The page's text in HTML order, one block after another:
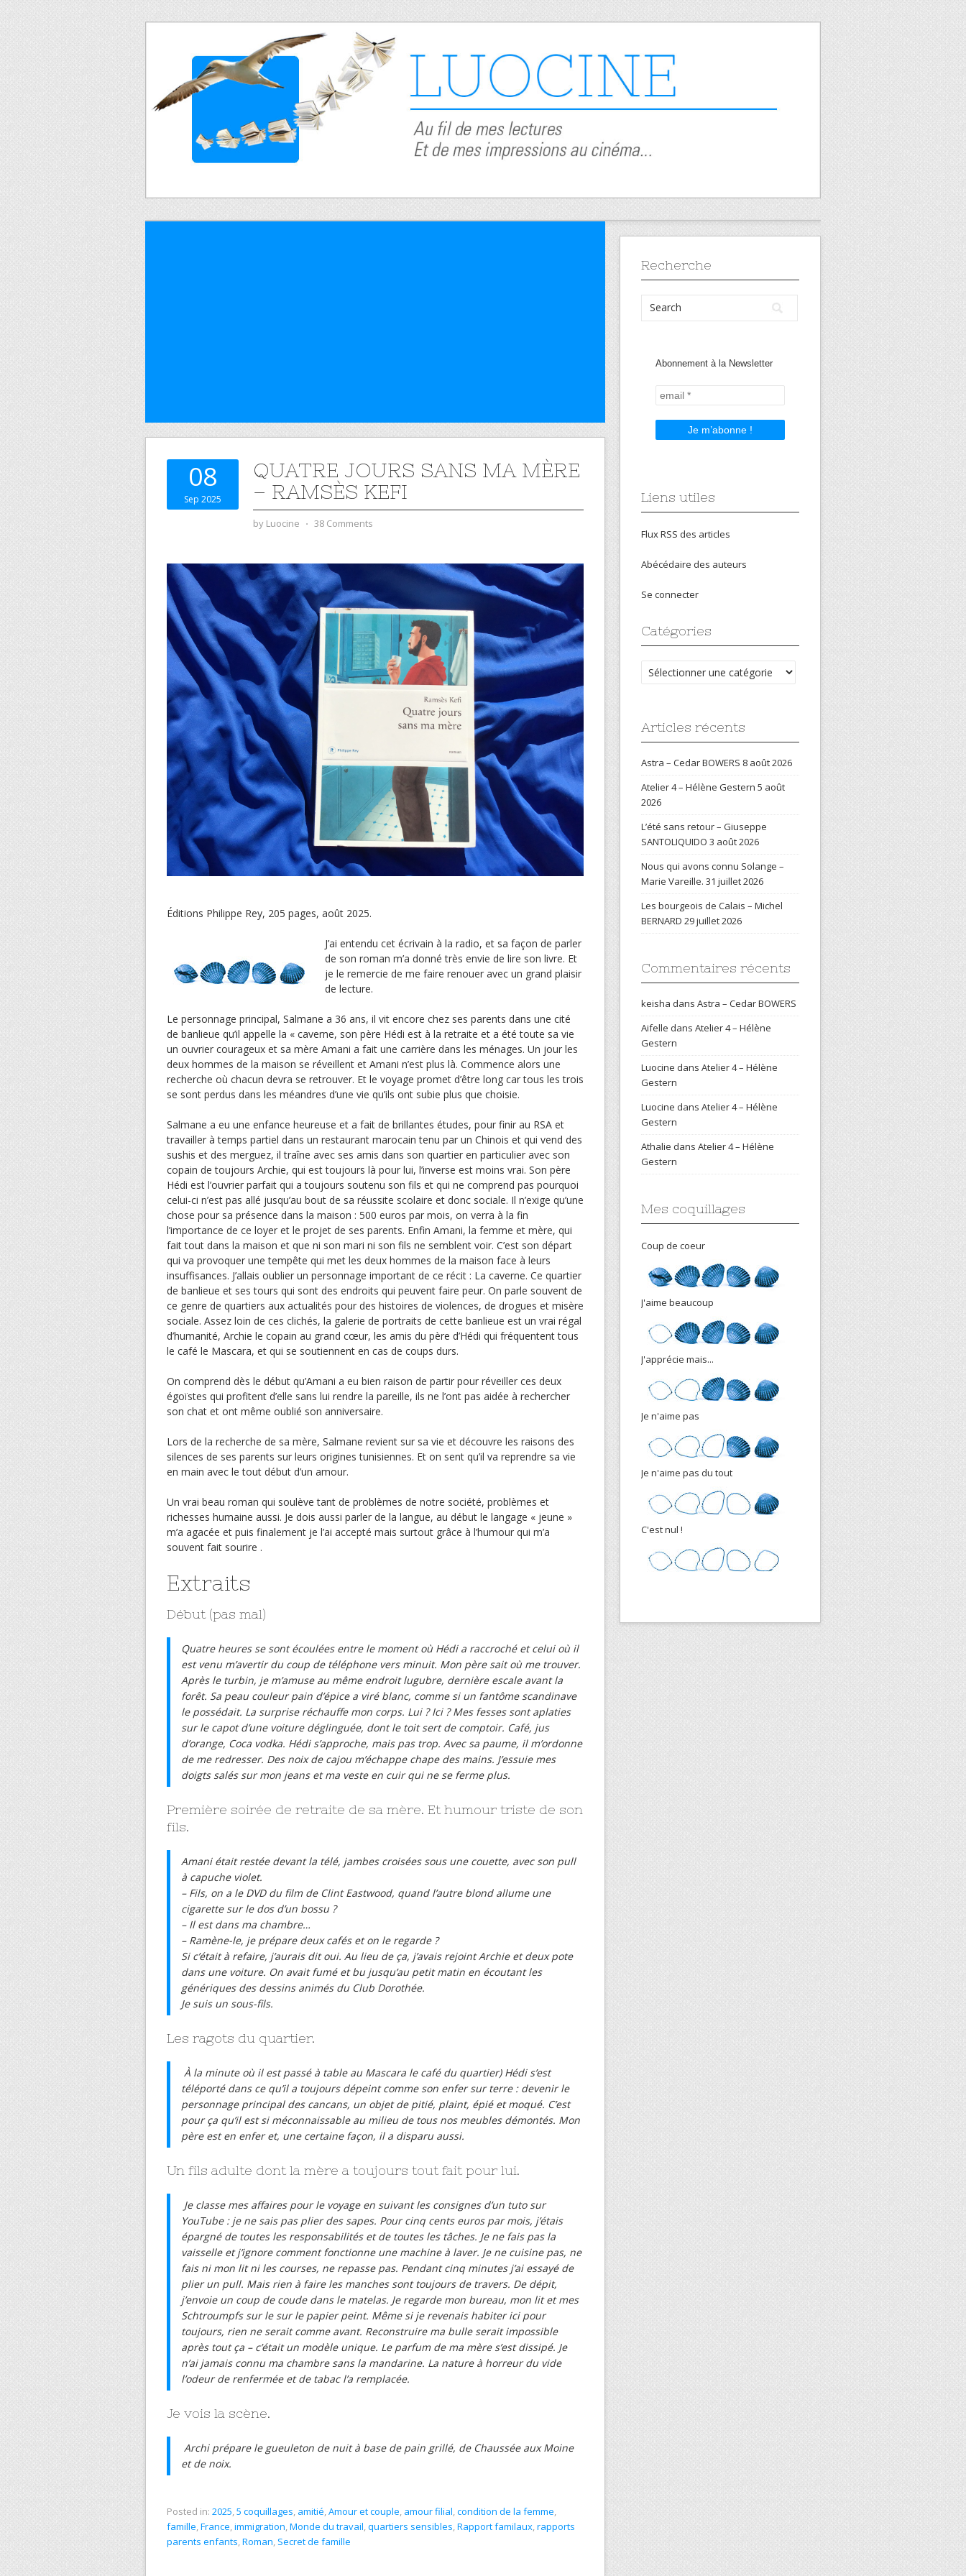
08
Sep 2025
QUATRE JOURS SANS MA MÈRE
– RAMSÈS KEFI
by Luocine ⋅ 38 Comments
Éditions Philippe Rey, 205 pages, août 2025.
J’ai entendu cet écrivain à la radio, et sa façon de parler
de son roman m’a donné très envie de lire son livre. Et
je le remercie de me faire renouer avec un grand plaisir
de lecture.
Le personnage principal, Salmane a 36 ans, il vit encore chez ses parents dans une cité
de banlieue qu’il appelle la « caverne, son père Hédi est à la retraite et a été toute sa vie
un ouvrier courageux et sa mère Amani a fait une carrière dans les ménages. Un jour les
deux hommes de la maison se réveillent et Amani n’est plus là. Commence alors une
recherche où chacun devra se retrouver. Et le voyage promet d’être long car tous les trois
se sont perdus dans les méandres d’une vie qu’ils ont subie plus que choisie.
Salmane a eu une enfance heureuse et a fait de brillantes études, pour finir au RSA et
travailler à temps partiel dans un restaurant marocain tenu par un Chinois et qui vend des
sushis et des merguez, il traîne avec ses amis dans son quartier en particulier avec son
copain de toujours Archie, qui est toujours là pour lui, l’inverse est moins vrai. Son père
Hédi est l’ouvrier parfait qui a toujours soutenu son fils et qui ne comprend pas pourquoi
celui-ci n’est pas allé jusqu’au bout de sa réussite scolaire et donc sociale. Il n’exige qu’une
chose pour sa présence dans la maison : 500 euros par mois, on verra à la fin
l’importance de ce loyer et le projet de ses parents. Enfin Amani, la femme et mère, qui
fait tout dans la maison et que ni son mari ni son fils ne semblent voir. C’est son départ
qui va provoquer une tempête qui met les deux hommes de la maison face à leurs
insuffisances. J’allais oublier un personnage important de ce récit : La caverne. Ce quartier
de banlieue et ses tours qui sont des endroits qui peuvent faire peur. On parle souvent de
ce genre de quartiers aux actualités pour des histoires de violences, de drogues et misère
sociale. Assez loin de ces clichés, la galerie de portraits de cette banlieue est un vrai régal
d’humanité, Archie le copain au grand cœur, les amis du père d’Hédi qui fréquentent tous
le café le Mascara, et qui se soutiennent en cas de coups durs.
On comprend dès le début qu’Amani a eu bien raison de partir pour réveiller ces deux
égoïstes qui profitent d’elle sans lui rendre la pareille, ils ne l’ont pas aidée à rechercher
son chat et ont même oublié son anniversaire.
Lors de la recherche de sa mère, Salmane revient sur sa vie et découvre les raisons des
silences de ses parents sur leurs origines tunisiennes. Et on sent qu’il va reprendre sa vie
en main avec le tout début d’un amour.
Un vrai beau roman qui soulève tant de problèmes de notre société, problèmes et
richesses humaine aussi. Je dois aussi parler de la langue, au début le langage « jeune »
m’a agacée et puis finalement je l’ai accepté mais surtout grâce à l’humour qui m’a
souvent fait sourire .
Extraits
Début (pas mal)
Quatre heures se sont écoulées entre le moment où Hédi a raccroché et celui où il
est venu m’avertir du coup de téléphone vers minuit. Mon père sait où me trouver.
Après le turbin, je m’amuse au même endroit lugubre, dernière escale avant la
forêt. Sa peau couleur pain d’épice a viré blanc, comme si un fantôme scandinave
le possédait. La surprise réchauffe mon corps. Lui ? Ici ? Mes fesses sont aplaties
sur le capot d’une voiture déglinguée, dont le toit sert de comptoir. Café, jus
d’orange, Coca vodka. Hédi s’approche, mais pas trop. Avec sa paume, il m’ordonne
de me redresser. Des noix de cajou m’échappe chape des mains. J’essuie mes
doigts salés sur mon jeans et ma veste en cuir qui ne se ferme plus.
Première soirée de retraite de sa mère. Et humour triste de son
fils.
Amani était restée devant la télé, jambes croisées sous une couette, avec son pull
à capuche violet.
– Fils, on a le DVD du film de Clint Eastwood, quand l’autre blond allume une
cigarette sur le dos d’un bossu ?
– Il est dans ma chambre…
– Ramène-le, je prépare deux cafés et on le regarde ?
Si c’était à refaire, j’aurais dit oui. Au lieu de ça, j’avais rejoint Archie et deux pote
dans une voiture. On avait fumé et bu jusqu’au petit matin en écoutant les
génériques des dessins animés du Club Dorothée.
Je suis un sous-fils.
Les ragots du quartier.
À la minute où il est passé à table au Mascara le café du quartier) Hédi s’est
téléporté dans ce qu’il a toujours dépeint comme son enfer sur terre : devenir le
personnage principal des cancans, un objet de pitié, plaint, épié et moqué. C’est
pour ça qu’il est si méconnaissable au milieu de tous nos meubles démontés. Mon
père est en enfer et, une certaine façon, il a disparu aussi.
Un fils adulte dont la mère a toujours tout fait pour lui.
Je classe mes affaires pour le voyage en suivant les consignes d’un tuto sur
YouTube : je ne sais pas plier des sapes. Pour cinq cents euros par mois, j’étais
épargné de toutes les responsabilités et de toutes les tâches. Je ne fais pas la
vaisselle et j’ignore comment fonctionne une machine à laver. Je ne cuisine pas, ne
fais ni mon lit ni les courses, ne repasse pas. Pendant cinq minutes j’ai essayé de
plier un pull. Mais rien à faire les manches sont toujours de travers. De dépit,
j’envoie un coup de coude dans le matelas. Je regarde mon bureau, mon lit et mes
Schtroumpfs sur le sur le papier peint. Même si je revenais habiter ici pour
toujours, rien ne serait comme avant. Reconstruire ma bulle serait impossible
après tout ça – c’était un modèle unique. Le parfum de ma mère s’est dissipé. Je
n’ai jamais connu ma chambre sans la mandarine. La nature à horreur du vide
l’odeur de renfermée et de tabac l’a remplacée.
Je vois la scène.
Archi prépare le gueuleton de nuit à base de pain grillé, de Chaussée aux Moine
et de noix.
Posted in: 2025,5 coquillages, amitié,Amour et couple, amour filial,condition de la femme,
famille,France,immigration,Monde du travail,quartiers sensibles,Rapport familaux,rapports
parents enfants,Roman, Secret de famille
Recherche
Abonnement à la Newsletter
Liens utiles
Flux RSS des articles
Abécédaire des auteurs
Se connecter
Catégories
Catégories
Articles récents
Astra – Cedar BOWERS 8 août 2026
Atelier 4 – Hélène Gestern 5 août
2026
L’été sans retour – Giuseppe
SANTOLIQUIDO 3 août 2026
Nous qui avons connu Solange –
Marie Vareille. 31 juillet 2026
Les bourgeois de Calais – Michel
BERNARD 29 juillet 2026
Commentaires récents
keisha dans Astra – Cedar BOWERS
Aifelle dans Atelier 4 – Hélène
Gestern
Luocine dans Atelier 4 – Hélène
Gestern
Luocine dans Atelier 4 – Hélène
Gestern
Athalie dans Atelier 4 – Hélène
Gestern
Mes coquillages
Coup de coeur
J'aime beaucoup
J'apprécie mais...
Je n'aime pas
Je n'aime pas du tout
C'est nul !